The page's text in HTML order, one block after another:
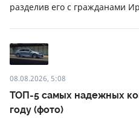
разделив его с гражданами
08.08.2026, 5:08
ТОП-5 самых надежных
году (фото)